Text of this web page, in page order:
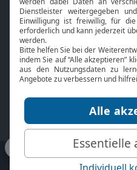
Bibel TV
Über uns
Jobs
Mediadaten
bibeltv.de: